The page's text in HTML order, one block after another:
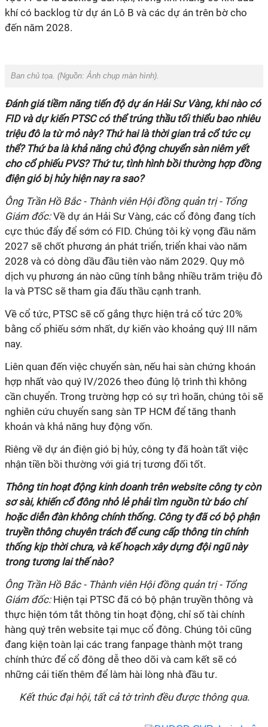
khí có backlog từ dự án Lô B và các dự án trên bờ cho
đến năm 2028.
Ban chủ tọa. (Nguồn: Ảnh chụp màn hình).
Đánh giá tiềm năng tiến độ dự án Hải Sư Vàng, khi nào có
FID và dự kiến PTSC có thể trúng thầu tối thiểu bao nhiêu
triệu đô la từ mỏ này? Thứ hai là thời gian trả cổ tức cụ
thể? Thứ ba là khả năng chủ động chuyển sàn niêm yết
cho cổ phiếu PVS? Thứ tư, tình hình bồi thường hợp đồng
điện gió bị hủy hiện nay ra sao?
Ông Trần Hồ Bắc - Thành viên Hội đồng quản trị - Tổng
Giám đốc:Về dự án Hải Sư Vàng, các cổ đông đang tích
cực thúc đẩy để sớm có FID. Chúng tôi kỳ vọng đầu năm
2027 sẽ chốt phương án phát triển, triển khai vào năm
2028 và có dòng dầu đầu tiên vào năm 2029. Quy mô
dịch vụ phương án nào cũng tính bằng nhiều trăm triệu đô
la và PTSC sẽ tham gia đấu thầu cạnh tranh.
Về cổ tức, PTSC sẽ cố gắng thực hiện trả cổ tức 20%
bằng cổ phiếu sớm nhất, dự kiến vào khoảng quý III năm
nay.
Liên quan đến việc chuyển sàn, nếu hai sàn chứng khoán
hợp nhất vào quý IV/2026 theo đúng lộ trình thì không
cần chuyển. Trong trường hợp có sự trì hoãn, chúng tôi sẽ
nghiên cứu chuyển sang sàn TP HCM để tăng thanh
khoản và khả năng huy động vốn.
Riêng về dự án điện gió bị hủy, công ty đã hoàn tất việc
nhận tiền bồi thường với giá trị tương đối tốt.
Thông tin hoạt động kinh doanh trên website công ty còn
sơ sài, khiến cổ đông nhỏ lẻ phải tìm nguồn từ báo chí
hoặc diễn đàn không chính thống. Công ty đã có bộ phận
truyền thông chuyên trách để cung cấp thông tin chính
thống kịp thời chưa, và kế hoạch xây dựng đội ngũ này
trong tương lai thế nào?
Ông Trần Hồ Bắc - Thành viên Hội đồng quản trị - Tổng
Giám đốc: Hiện tại PTSC đã có bộ phận truyền thông và
thực hiện tóm tắt thông tin hoạt động, chỉ số tài chính
hàng quý trên website tại mục cổ đông. Chúng tôi cũng
đang kiện toàn lại các trang fanpage thành một trang
chính thức để cổ đông dễ theo dõi và cam kết sẽ có
những cải tiến thêm để làm hài lòng nhà đầu tư.
Kết thúc đại hội, tất cả tờ trình đều được thông qua.